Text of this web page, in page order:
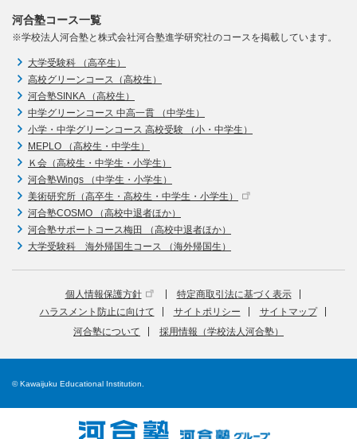
河合塾コース一覧
※学校法人河合塾と株式会社河合塾進学研究社のコースを掲載しています。
大学受験科 （高卒生）
高校グリーンコース（高校生）
河合塾SINKA （高校生）
中学グリーンコース 中高一貫 （中学生）
小学・中学グリーンコース 高校受験 （小・中学生）
MEPLO （高校生・中学生）
Ｋ会（高校生・中学生・小学生）
河合塾Wings （中学生・小学生）
美術研究所（高卒生・高校生・中学生・小学生）
河合塾COSMO （高校中退者ほか）
河合塾サポートコース梅田 （高校中退者ほか）
大学受験科 海外帰国生コース （海外帰国生）
個人情報保護方針
特定商取引法に基づく表示
ハラスメント防止に向けて
サイトポリシー
サイトマップ
河合塾について
採用情報（学校法人河合塾）
© Kawaijuku Educational Institution.